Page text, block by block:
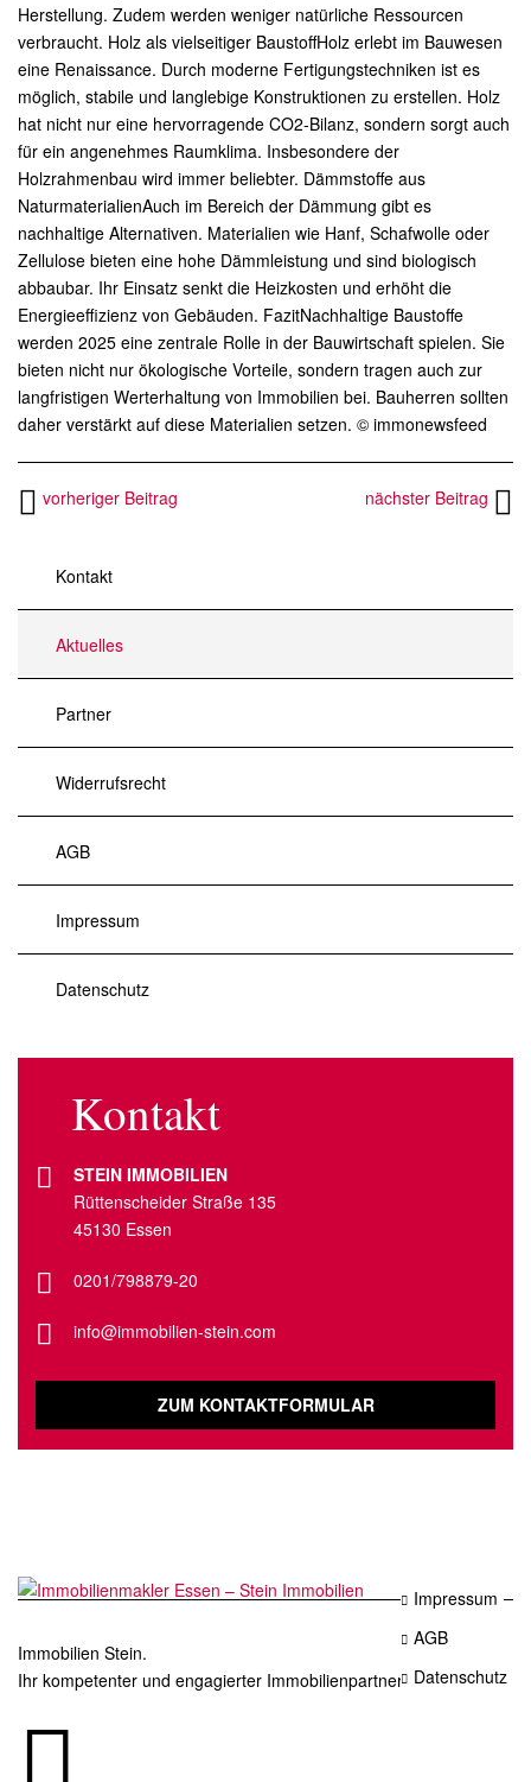
Herstellung. Zudem werden weniger natürliche Ressourcen
verbraucht. Holz als vielseitiger BaustoffHolz erlebt im Bauwesen
eine Renaissance. Durch moderne Fertigungstechniken ist es
möglich, stabile und langlebige Konstruktionen zu erstellen. Holz
hat nicht nur eine hervorragende CO2-Bilanz, sondern sorgt auch
für ein angenehmes Raumklima. Insbesondere der
Holzrahmenbau wird immer beliebter. Dämmstoffe aus
NaturmaterialienAuch im Bereich der Dämmung gibt es
nachhaltige Alternativen. Materialien wie Hanf, Schafwolle oder
Zellulose bieten eine hohe Dämmleistung und sind biologisch
abbaubar. Ihr Einsatz senkt die Heizkosten und erhöht die
Energieeffizienz von Gebäuden. FazitNachhaltige Baustoffe
werden 2025 eine zentrale Rolle in der Bauwirtschaft spielen. Sie
bieten nicht nur ökologische Vorteile, sondern tragen auch zur
langfristigen Werterhaltung von Immobilien bei. Bauherren sollten
daher verstärkt auf diese Materialien setzen. © immonewsfeed
vorheriger Beitrag nächster Beitrag
Kontakt
Aktuelles
Partner
Widerrufsrecht
AGB
Impressum
Datenschutz
Kontakt
STEIN IMMOBILIEN
Rüttenscheider Straße 135
45130 Essen
0201/798879-20
info@immobilien-stein.com
ZUM KONTAKTFORMULAR
Immobilien Stein.
Ihr kompetenter und engagierter Immobilienpartner in Essen.
Impressum
AGB
Datenschutz